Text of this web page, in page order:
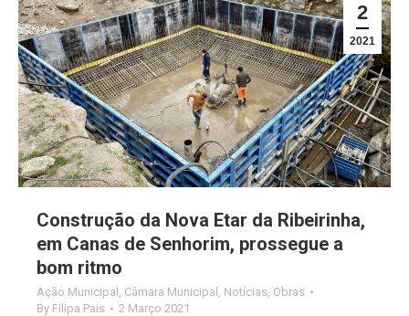
2
2021
Construção da Nova Etar da Ribeirinha,
em Canas de Senhorim, prossegue a
bom ritmo
Ação Municipal Câmara Municipal Notícias Obras
By Filipa Pais 2 Março 2021